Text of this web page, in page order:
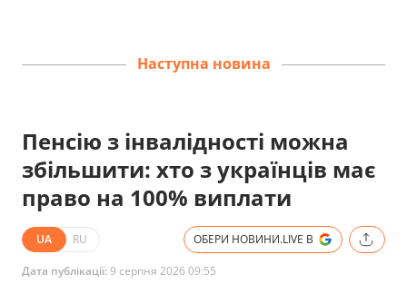
Наступна новина
Пенсію з інвалідності можна
збільшити: хто з українців має
право на 100% виплати
UA RU ОБЕРИ НОВИНИ.LIVE В
Дата публікації:9 серпня 2026 09:55